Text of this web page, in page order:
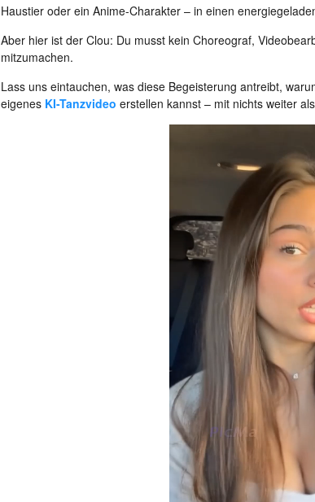
Haustier oder ein Anime-Charakter – in einen
Aber hier ist der Clou: Du musst kein Choreograf,
mitzumachen.
Lass uns eintauchen, was diese Begeisterung antreibt,
eigenes KI-Tanzvideo erstellen kannst – mit nichts weiter